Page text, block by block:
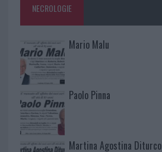
NECROLOGIE
Mario Malu
Paolo Pinna
Martina Agostina Diturco